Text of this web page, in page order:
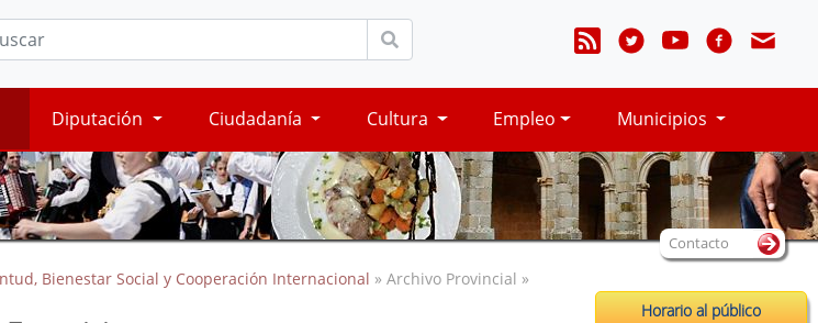
Diputación Ciudadanía Cultura Empleo Municipios
Bienestar Social y Cooperación Internacional » Archivo Provincial »
Contacto
Horario al público